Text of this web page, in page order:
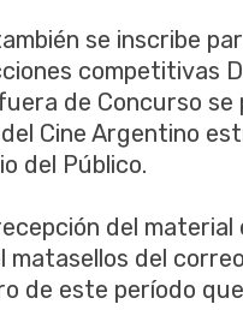
se inscribe
competitivas
de Concurso
Cine Argentino
del Público.
del
matasellos del
de este período